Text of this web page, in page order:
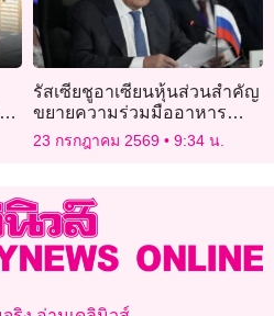
ย
รัสเซียชูอาเซียนหุ้นส่วนสำคัญ
ขยายความร่วมมืออาหาร
พลังงาน และดิจิทัล
23 กรกฎาคม 2569 9:34 น.